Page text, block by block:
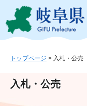
ジ
ュ
トップページ > 入札・公売
入札・公売